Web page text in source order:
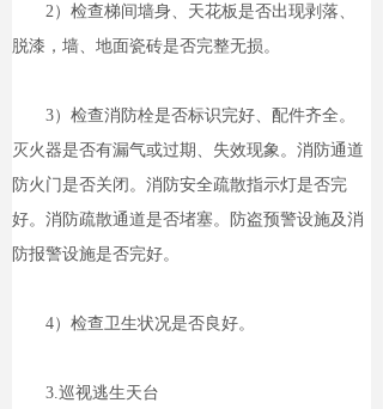
2）检查梯间墙身、天花板是否出现剥落、
脱漆，墙、地面瓷砖是否完整无损。
3）检查消防栓是否标识完好、配件齐全。
灭火器是否有漏气或过期、失效现象。消防通道
防火门是否关闭。消防安全疏散指示灯是否完
好。消防疏散通道是否堵塞。防盗预警设施及消
防报警设施是否完好。
4）检查卫生状况是否良好。
3.巡视逃生天台